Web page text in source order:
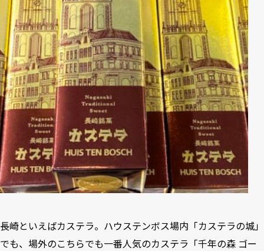
長崎といえばカステラ。ハウステンボス場内「カステラの城」
でも、場外のこちらでも一番人気のカステラ「千年の森 ゴー